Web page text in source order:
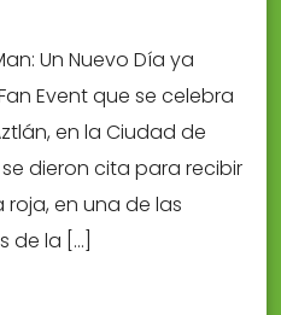
Un Nuevo Día ya
Event que se celebra
en la Ciudad de
dieron cita para recibir
en una de las
de la […]